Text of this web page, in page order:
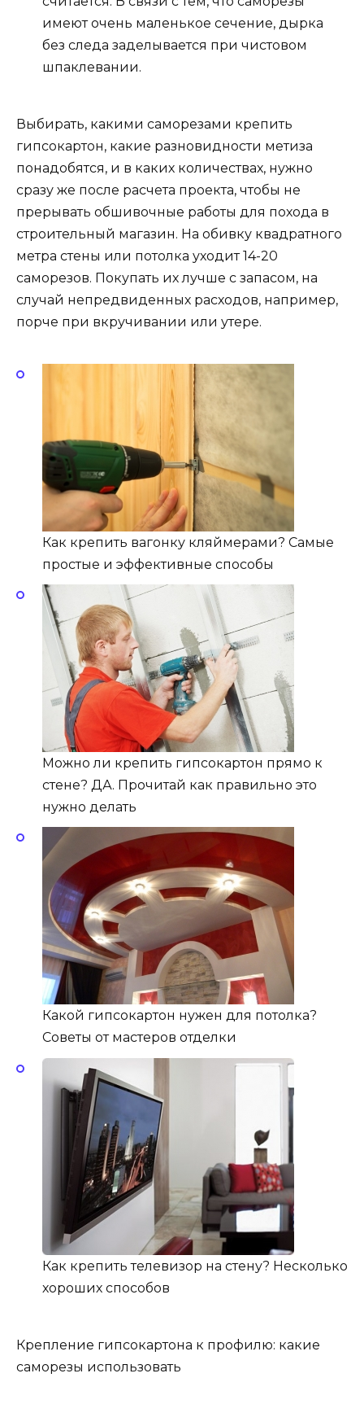
имеют очень маленькое сечение, дырка
без следа заделывается при чистовом
шпаклевании.
Выбирать, какими саморезами крепить
гипсокартон, какие разновидности метиза
понадобятся, и в каких количествах, нужно
сразу же после расчета проекта, чтобы не
прерывать обшивочные работы для похода в
строительный магазин. На обивку квадратного
метра стены или потолка уходит 14-20
саморезов. Покупать их лучше с запасом, на
случай непредвиденных расходов, например,
порче при вкручивании или утере.
Как крепить вагонку кляймерами? Самые
простые и эффективные способы
Можно ли крепить гипсокартон прямо к
стене? ДА. Прочитай как правильно это
нужно делать
Какой гипсокартон нужен для потолка?
Советы от мастеров отделки
Как крепить телевизор на стену? Несколько
хороших способов
Крепление гипсокартона к профилю: какие
саморезы использовать